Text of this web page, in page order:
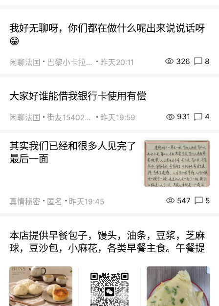
我好无聊呀，你们都在做什么呢出来说说话呀
😁
闲聊法国 巴黎小卡拉咪 昨天20:11 326 8
大家好谁能借我银行卡使用有偿
闲聊法国 街友15402223 昨天19:59 931 4
其实我们已经和很多人见完了
最后一面
真情秘密 匿名 昨天19:45 547 5
本店提供早餐包子，馒头，油条，豆浆，芝麻
球，豆沙包，小麻花，各类早餐主食。午餐提